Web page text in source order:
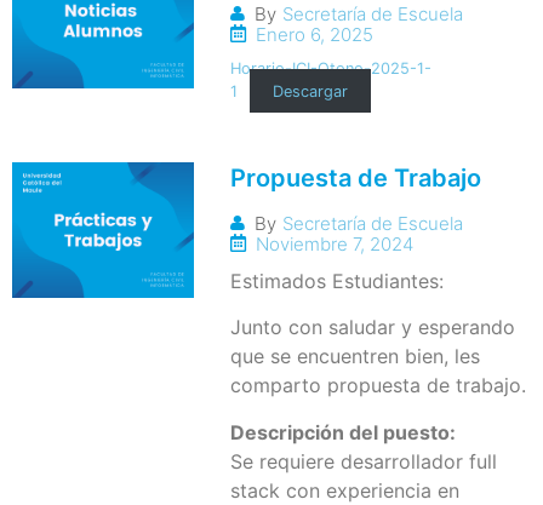
By Secretaría de Escuela
Enero 6, 2025
Horario-ICI-Otono-2025-1-
1
Descargar
Propuesta de Trabajo
By Secretaría de Escuela
Noviembre 7, 2024
Estimados Estudiantes:
Junto con saludar y esperando
que se encuentren bien, les
comparto propuesta de trabajo.
Descripción del puesto:
Se requiere desarrollador full
stack con experiencia en